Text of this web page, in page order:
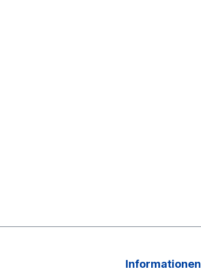
Informationen